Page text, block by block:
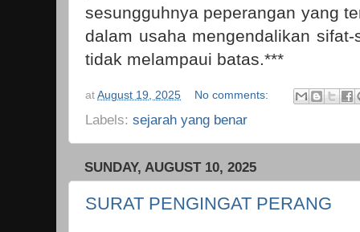
sesungguhnya peperangan yang
dalam usaha mengendalikan
tidak melampaui batas.***
at August 19, 2025 No comments:
Labels: sejarah yang benar
SUNDAY, AUGUST 10, 2025
SURAT PENGINGAT PERANG